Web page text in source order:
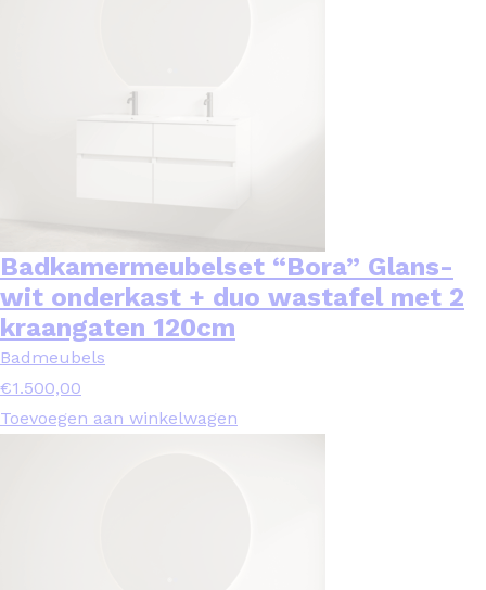
Badkamermeubelset “Bora” Glans-
wit onderkast + duo wastafel met 2
kraangaten 120cm
Badmeubels
€1.500,00
Toevoegen aan winkelwagen